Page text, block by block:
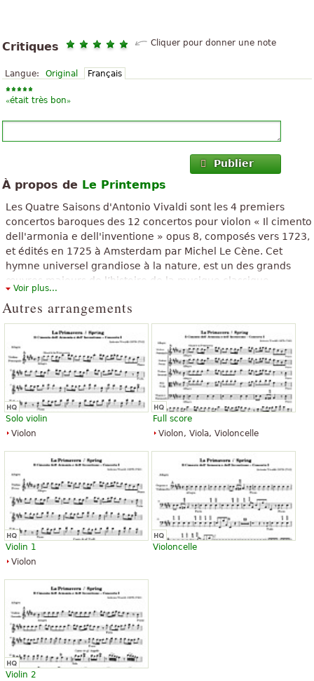
Critiques Cliquer pour donner une note
Langue: Original Français
«était très bon»
Publier
À propos de Le Printemps
Les Quatre Saisons d'Antonio Vivaldi sont les 4 premiers
concertos baroques des 12 concertos pour violon « Il cimento
dell'armonia e dell'inventione » opus 8, composés vers 1723,
et édités en 1725 à Amsterdam par Michel Le Cène. Cet
hymne universel grandiose à la nature, est un des grands
œuvres majeurs de l’histoire de la musique classique
occidentale, immense succès mondial depuis sa première
interprétation notamment à Londres et au Concert Spirituel
de Paris du début de l’année 1728.
The above text from the Wikipedia article "Les Quatre Saisons" text is
available under CC BY-SA 3.0.
Voir plus...
Autres arrangements
Solo violin
Violon
Full score
Violon, Viola, Violoncelle
Violin 1
Violon
Violoncelle
Violin 2